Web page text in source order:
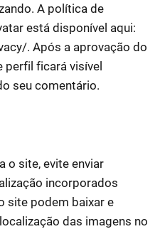
A política de
está disponível aqui:
. Após a aprovação do
perfil ficará visível
seu comentário.
o site, evite enviar
incorporados
site podem baixar e
das imagens no